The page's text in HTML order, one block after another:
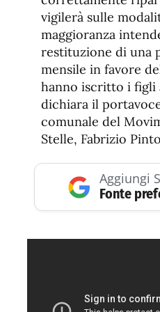
vigilerà sulle
maggioranza
restituzione di una
mensile in favore
hanno iscritto i figli
dichiara il
comunale del
Stelle, Fabrizio
Aggiungi
Fonte